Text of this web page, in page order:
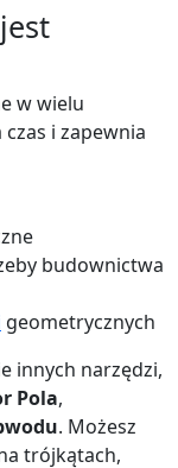
w wielu
i zapewnia
budownictwa
geometrycznych
innych narzędzi,
Pola,
. Możesz
trójkątach,